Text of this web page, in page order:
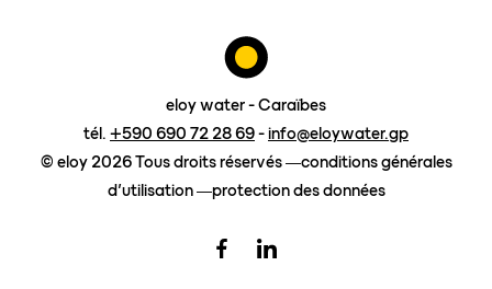
demander un devis
eloy water - Caraïbes
tél. +590 690 72 28 69-info@eloywater.gp
© eloy 2026 Tous droits réservés
conditions générales
d’utilisation
protection des données